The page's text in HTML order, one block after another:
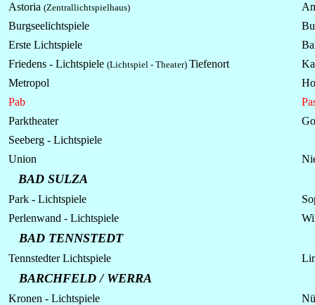
Astoria (Zentrallichtspielhaus)
Burgseelichtspiele
Erste Lichtspiele
Friedens - Lichtspiele (Lichtspiel - Theater) Tiefenort
Metropol
Pab
Parktheater
Seeberg - Lichtspiele
Union
BAD SULZA
Park - Lichtspiele
Perlenwand - Lichtspiele
BAD TENNSTEDT
TennstedterLichtspiele
BARCHFELD / WERRA
Kronen - Lichtspiele